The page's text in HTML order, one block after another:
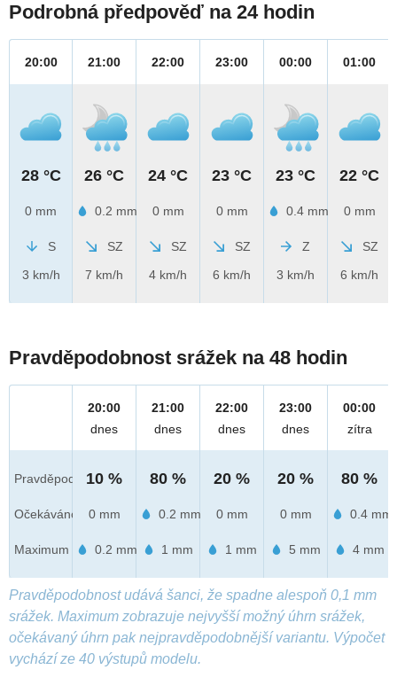
Podrobná předpověď na 24 hodin
20:00
28 °C
0 mm
S
3 km/h
21:00
26 °C
0.2 mm
SZ
7 km/h
22:00
24 °C
0 mm
SZ
4 km/h
23:00
23 °C
0 mm
SZ
6 km/h
00:00
23 °C
0.4 mm
Z
3 km/h
01:00
22 °C
0 mm
SZ
6 km/h
Pravděpodobnost srážek na 48 hodin
Pravděpod.
Očekáváno
Maximum
20:00
dnes
10 %
0 mm
0.2 mm
21:00
dnes
80 %
0.2 mm
1 mm
22:00
dnes
20 %
0 mm
1 mm
23:00
dnes
20 %
0 mm
5 mm
00:00
zítra
80 %
0.4 mm
4 mm
Pravděpodobnost udává šanci, že spadne alespoň 0,1 mm
srážek. Maximum zobrazuje nejvyšší možný úhrn srážek,
očekávaný úhrn pak nejpravděpodobnější variantu. Výpočet
vychází ze 40 výstupů modelu.